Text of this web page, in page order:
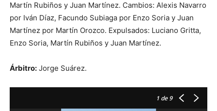
Martín Rubiños y Juan Martínez. Cambios: Alexis Navarro
por Iván Díaz, Facundo Subiaga por Enzo Soria y Juan
Martínez por Martín Orozco. Expulsados: Luciano Gritta,
Enzo Soria, Martín Rubiños y Juan Martínez.
Árbitro: Jorge Suárez.
1 de 9